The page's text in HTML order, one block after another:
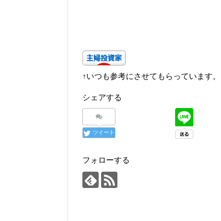
↑いつも参考にさせてもらっています。
シェアする
ツイート
フォローする